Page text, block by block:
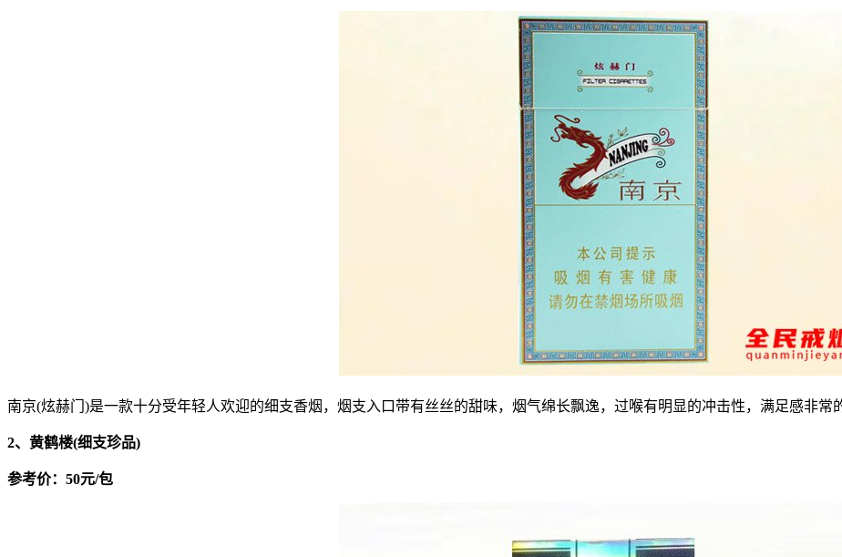
南京(炫赫门)是一款十分受年轻人欢迎的细支香烟，烟支入口带有丝丝的甜味，烟气绵长飘逸，过喉有明显的冲击性，满足感非常
2、黄鹤楼(细支珍品)
参考价：50元/包